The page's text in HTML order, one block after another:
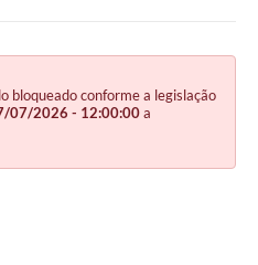
bloqueado conforme a legislação
07/2026 - 12:00:00a